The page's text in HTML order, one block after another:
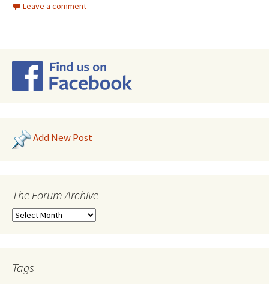
Leave a comment
Add New Post
The Forum Archive
Tags